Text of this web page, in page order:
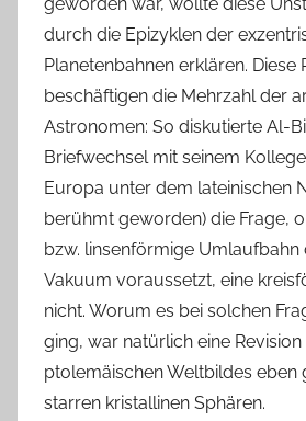
durch die Epizyklen der
Planetenbahnen erklären. Diese
beschäftigen die Mehrzahl der
Astronomen: So diskutierte Al-
Briefwechsel mit seinem
Europa unter dem lateinischen
berühmt geworden) die Frage,
bzw. linsenförmige Umlaufbahn
Vakuum voraussetzt, eine
nicht. Worum es bei solchen
ging, war natürlich eine Revision
ptolemäischen Weltbildes eben
starren kristallinen Sphären.